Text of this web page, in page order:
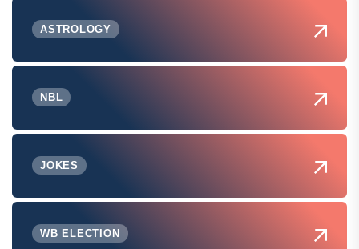
ASTROLOGY
NBL
JOKES
WB ELECTION